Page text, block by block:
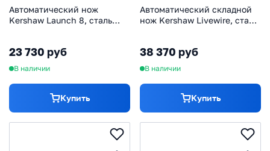
Автоматический нож
Kershaw Launch 8, сталь
23 730 руб
В наличии
Купить
Автоматический складной
нож Kershaw Livewire, сталь
38 370 руб
В наличии
Купить